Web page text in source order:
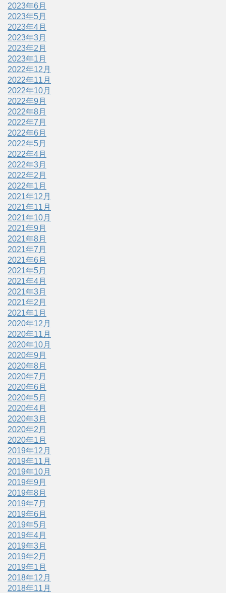
2023年6月
2023年5月
2023年4月
2023年3月
2023年2月
2023年1月
2022年12月
2022年11月
2022年10月
2022年9月
2022年8月
2022年7月
2022年6月
2022年5月
2022年4月
2022年3月
2022年2月
2022年1月
2021年12月
2021年11月
2021年10月
2021年9月
2021年8月
2021年7月
2021年6月
2021年5月
2021年4月
2021年3月
2021年2月
2021年1月
2020年12月
2020年11月
2020年10月
2020年9月
2020年8月
2020年7月
2020年6月
2020年5月
2020年4月
2020年3月
2020年2月
2020年1月
2019年12月
2019年11月
2019年10月
2019年9月
2019年8月
2019年7月
2019年6月
2019年5月
2019年4月
2019年3月
2019年2月
2019年1月
2018年12月
2018年11月